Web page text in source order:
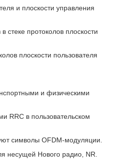
и плоскости управления
протоколов плоскости
плоскости пользователя
и физическими
RRC в пользовательском
символы OFDM-модуляции.
несущей Нового радио, NR.